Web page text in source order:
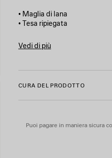
• Maglia di lana
• Tesa ripiegata
• Fabbricato in Italia
Materiale principale: 96%
Vedi di più
CURA DEL PRODOTTO
Puoi pagare in maniera sicura